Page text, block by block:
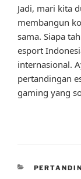
Jadi, mari kita
membangun
sama. Siapa
esport
internasional.
pertandingan
gaming yang